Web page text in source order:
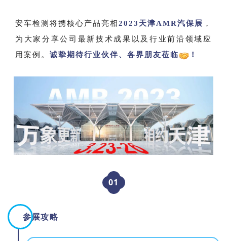
安车检测将携核心产品亮相 2023天津AMR汽保展 ，
为大家分享公司最新技术成果以及行业前沿领域应
用案例。 诚挚期待行业伙伴、各界朋友莅临 ！
01
参展攻略